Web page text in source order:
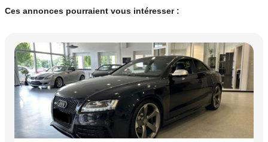
Ces annonces pourraient vous intéresser :